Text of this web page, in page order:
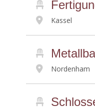
Kassel
Nordenham